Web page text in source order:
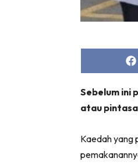
Sebelum ini
atau
Kaedah yang